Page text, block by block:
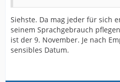
Siehste. Da mag jeder für sich
seinem Sprachgebrauch
ist der 9. November. Je nach
sensibles Datum.